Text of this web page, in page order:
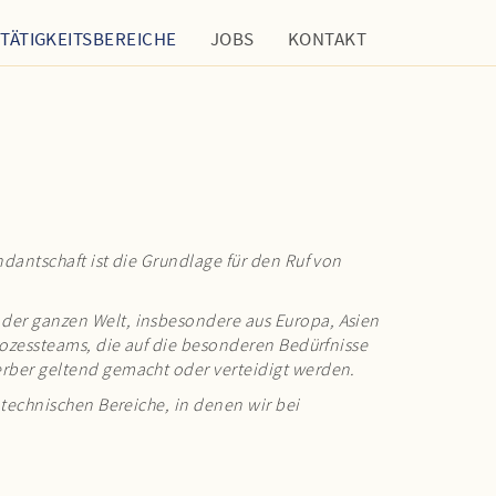
TÄTIGKEITSBEREICHE JOBS KONTAKT
ist die Grundlage für den Ruf von
ganzen Welt, insbesondere aus Europa, Asien
die auf die besonderen Bedürfnisse
geltend gemacht oder verteidigt werden.
Bereiche, in denen wir bei